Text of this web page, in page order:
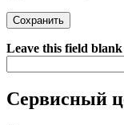
Я спамер
Leave this field blank
Сервисный